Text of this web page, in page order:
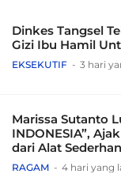
Dinkes Tangsel
Gizi Ibu Hamil
EKSEKUTIF 3 hari
Marissa Sutanto
INDONESIA”,
dari Alat
Tradisional
RAGAM 4 hari yang